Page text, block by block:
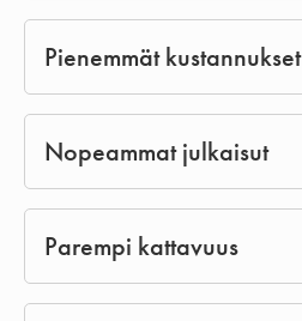
Pienemmät kustannukset
Nopeammat julkaisut
Parempi kattavuus